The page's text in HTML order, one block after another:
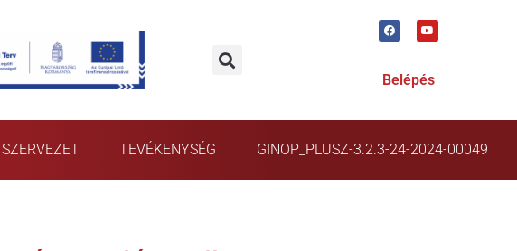
Belépés
SZERVEZET TEVÉKENYSÉG GINOP_PLUSZ-3.2.3-24-2024-00049